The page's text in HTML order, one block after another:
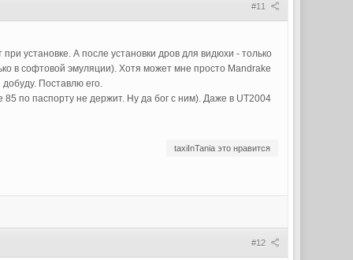
#11
установке. А после установки дров для видюхи - только
в софтовой эмуляции). Хотя может мне просто Mandrake
Поставлю его.
по паспорту не держит. Ну да бог с ним). Даже в UT2004
taxiInTania это нравится
#12